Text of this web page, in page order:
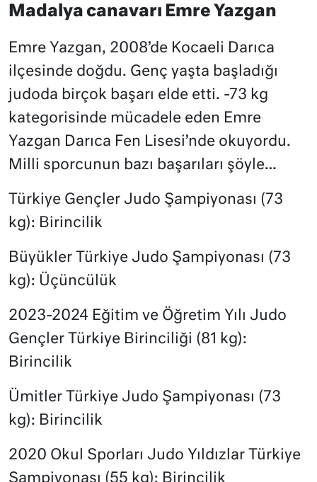
Madalya canavarı Emre Yazgan
Emre Yazgan, 2008’de Kocaeli Darıca
ilçesinde doğdu. Genç yaşta başladığı
judoda birçok başarı elde etti. -73 kg
kategorisinde mücadele eden Emre
Yazgan Darıca Fen Lisesi’nde okuyordu.
Milli sporcunun bazı başarıları şöyle…
Türkiye Gençler Judo Şampiyonası (73
kg): Birincilik
Büyükler Türkiye Judo Şampiyonası (73
kg): Üçüncülük
2023-2024 Eğitim ve Öğretim Yılı Judo
Gençler Türkiye Birinciliği (81 kg):
Birincilik
Ümitler Türkiye Judo Şampiyonası (73
kg): Birincilik
2020 Okul Sporları Judo Yıldızlar Türkiye
Şampiyonası (55 kg): Birincilik